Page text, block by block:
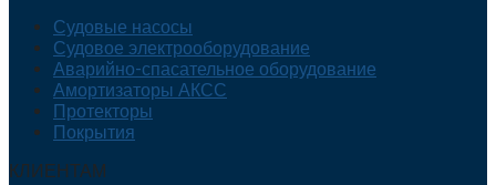
Судовые насосы
Судовое электрооборудование
Аварийно-спасательное оборудование
Амортизаторы АКСС
Протекторы
Покрытия
КЛИЕНТАМ